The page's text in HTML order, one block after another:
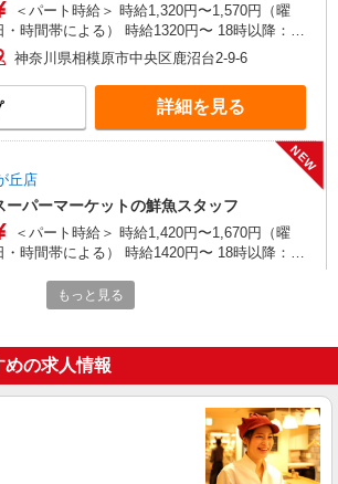
＜パート時給＞ 時給1,320円〜1,570円（曜
・時間帯による） 時給1320円〜 18時以降：時
1470円〜 ★土曜＋100円 ★日・祝＋100円 ※ア
バイトさんの時給や募集内容はお問い合わせく
さい
神奈川県相模原市中央区鹿沼台2-9-6
詳細を見る
丘店
NEW
ーパーマーケットの鮮魚スタッフ
＜パート時給＞ 時給1,420円〜1,670円（曜
・時間帯による） 時給1420円〜 18時以降：時
ルバイトさんの時給や募集内容はお問い合わせく
神奈川県相模原市中央区光が丘2-18-160
台店
NEW
スーパーマーケットの精肉スタッフ
＜パート時給＞ 時給1,320円〜1,570円（曜
日・時間帯による） 時給1320円〜 18時以降：時
もっと見る
めの求人情報